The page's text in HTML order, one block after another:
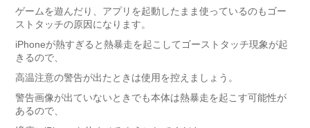
ゲームを遊んだり、アプリを起動したまま使っているのもゴー
ストタッチの原因になります。
iPhoneが熱すぎると熱暴走を起こしてゴーストタッチ現象が起
きるので、
高温注意の警告が出たときは使用を控えましょう。
警告画像が出ていないときでも本体は熱暴走を起こす可能性が
あるので、